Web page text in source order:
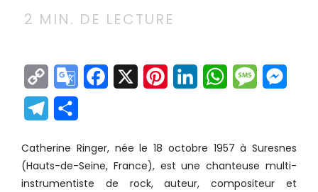
2 MIN. DE LECTURE
Copy
Link
GoogleFacebook
X Pinterest
LinkedInWhatsApp
Telegram
Catherine Ringer, née le 18 octobre 1957 à Suresnes
(Hauts-de-Seine, France), est une chanteuse multi-
instrumentiste de rock, auteur, compositeur et